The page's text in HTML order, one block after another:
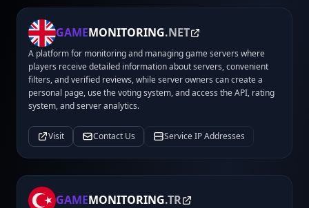
GAMEMONITORING.NET
A platform for monitoring and managing game servers where
players receive detailed information about servers, convenient
filters, and verified reviews, while server owners can create a
personal page, use the voting system, and access the API, rating
system, and server analytics.
Visit Contact Us Service IP Addresses
GAMEMONITORING.TR